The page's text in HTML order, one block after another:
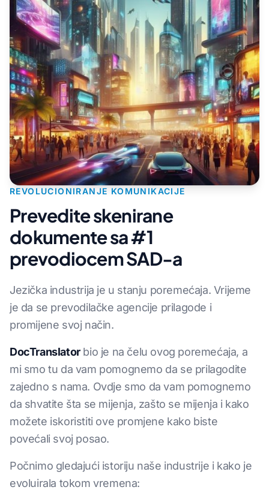
REVOLUCIONIRANJE KOMUNIKACIJE
Prevedite skenirane
dokumente sa #1
prevodiocem SAD-a
Jezička industrija je u stanju poremećaja. Vrijeme
je da se prevodilačke agencije prilagode i
promijene svoj način.
DocTranslatorbio je na čelu ovog poremećaja, a
mi smo tu da vam pomognemo da se prilagodite
zajedno s nama. Ovdje smo da vam pomognemo
da shvatite šta se mijenja, zašto se mijenja i kako
možete iskoristiti ove promjene kako biste
povećali svoj posao.
Počnimo gledajući istoriju naše industrije i kako je
evoluirala tokom vremena: